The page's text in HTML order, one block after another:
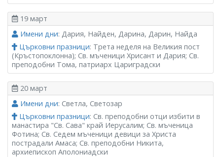
19 март
Имени дни: Дария, Найден, Дарина, Дарин, Найда
Църковни празници: Трета неделя на Великия пост
(Кръстопоклонна); Св. мъченици Хрисант и Дария; Св.
преподобни Тома, патриарх Цариградски
20 март
Имени дни: Светла, Светозар
Църковни празници: Св. преподобни отци избити в
манастира "Св. Сава" край Иерусалим; Св. мъченица
Фотина; Св. Седем мъченици девици за Христа
пострадали Амаса; Св. преподобни Никита,
архиепископ Аполониадски